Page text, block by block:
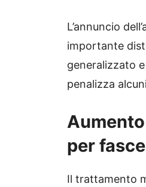
L’annuncio
importante
generalizzato
penalizza
per
Il trattamento